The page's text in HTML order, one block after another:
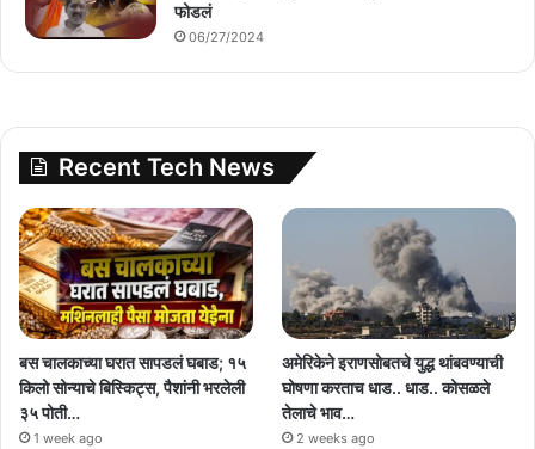
फोडलं
06/27/2024
Recent Tech News
बस चालकाच्या घरात सापडलं घबाड; १५
किलो सोन्याचे बिस्किट्स, पैशांनी भरलेली
३५ पोती…
1 week ago
अमेरिकेने इराणसोबतचे युद्ध थांबवण्याची
घोषणा करताच धाड.. धाड.. कोसळले
तेलाचे भाव…
2 weeks ago